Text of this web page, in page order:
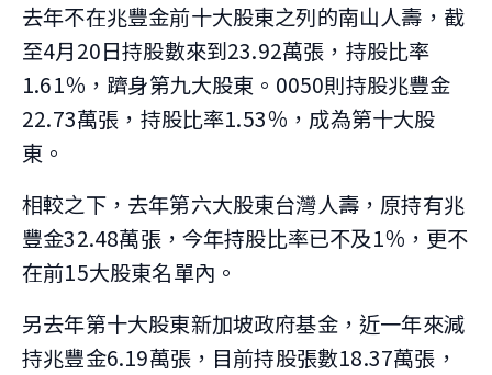
去年不在兆豐金前十大股東之列的南山人壽，截
至4月20日持股數來到23.92萬張，持股比率
1.61％，躋身第九大股東。0050則持股兆豐金
22.73萬張，持股比率1.53％，成為第十大股
東。
相較之下，去年第六大股東台灣人壽，原持有兆
豐金32.48萬張，今年持股比率已不及1％，更不
在前15大股東名單內。
另去年第十大股東新加坡政府基金，近一年來減
持兆豐金6.19萬張，目前持股張數18.37萬張，